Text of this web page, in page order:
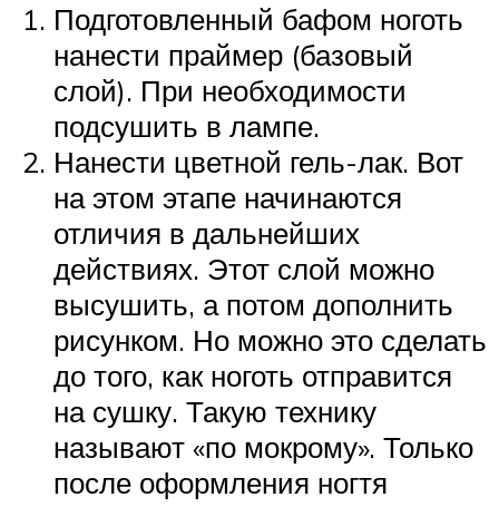
Подготовленный бафом ноготь
нанести праймер (базовый
слой). При необходимости
подсушить в лампе.
Нанести цветной гель-лак. Вот
на этом этапе начинаются
отличия в дальнейших
действиях. Этот слой можно
высушить, а потом дополнить
рисунком. Но можно это сделать
до того, как ноготь отправится
на сушку. Такую технику
называют «по мокрому». Только
после оформления ногтя